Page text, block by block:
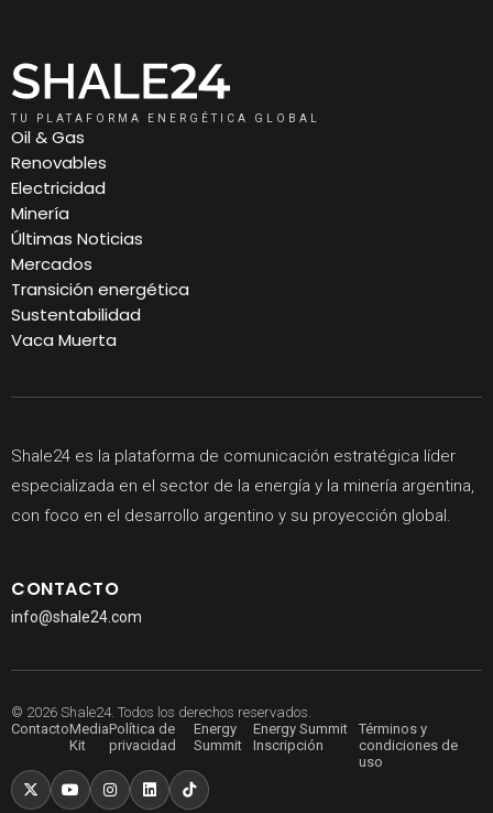
TU PLATAFORMA ENERGÉTICA GLOBAL
Oil & Gas
Renovables
Electricidad
Minería
Últimas Noticias
Mercados
Transición energética
Sustentabilidad
Vaca Muerta
Shale24 es la plataforma de comunicación estratégica líder
especializada en el sector de la energía y la minería argentina,
con foco en el desarrollo argentino y su proyección global.
CONTACTO
info@shale24.com
© 2026 Shale24. Todos los derechos reservados.
ContactoMedia
Kit
Política de
privacidad
Energy
Summit
Energy Summit
Inscripción
Términos y
condiciones de
uso